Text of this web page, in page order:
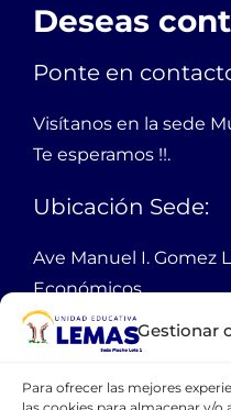
Gestionar
Para ofrecer las mejores
Deseas
Ponte en
Visítanos en la sede
Te esperamos !!.
Ubicación Sede:
Ave Manuel I. Gomez
Económicos,
Mucho Lote 1 mz 2301
Guayaquil Ecuador
PBX:38 11 100